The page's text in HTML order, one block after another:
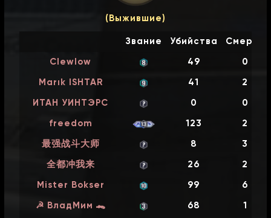
c2m3_coaster
0
c2m2_fairgrounds
0 0
c2m1_highway
0
(Выжившие)
Звание Убийства Смерти
Clewlow 49 0
Marık ISHTAR 41 2
ИТАН УИНТЭРС 0 0
freedom 123 2
最强战斗大师 8 3
全都冲我来 26 2
Mister Bokser 99 6
☭ ВладМим 🐊 68 1